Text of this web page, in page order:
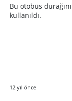
Bu otobüs
kullanıldı.
12 yıl önce